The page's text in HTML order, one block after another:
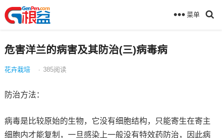
菜单
危害洋兰的病害及其防治(三)病毒病
花卉栽培 · 385阅读
防治方法：
病毒是比较原始的生物，它没有细胞结构，只能寄生在寄主
细胞内才能复制，一旦感染上一般没有特效药防治，因此病